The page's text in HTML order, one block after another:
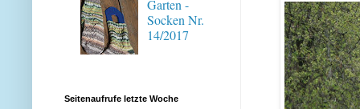
Garten -
Socken Nr.
14/2017
Seitenaufrufe letzte Woche